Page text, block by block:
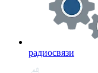
радиосвязи